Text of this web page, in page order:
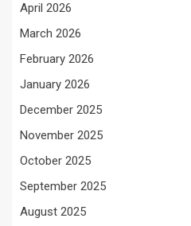
April 2026
March 2026
February 2026
January 2026
December 2025
November 2025
October 2025
September 2025
August 2025